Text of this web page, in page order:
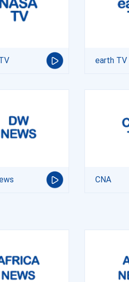
earth TV
CNA